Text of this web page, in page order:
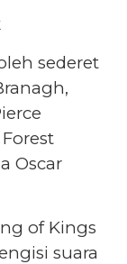
sederet
Oscar
of Kings
suara